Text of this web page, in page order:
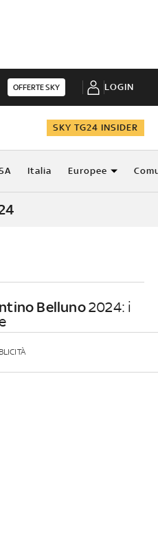
OFFERTE SKY LOGIN
SKY TG24 INSIDER
Italia Europee
Belluno2024: i